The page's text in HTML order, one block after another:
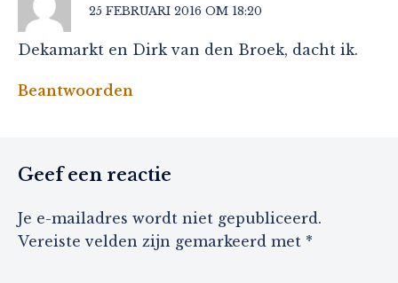
25 FEBRUARI 2016 OM 18:20
Dekamarkt en Dirk van den Broek, dacht ik.
Beantwoorden
Geef een reactie
Je e-mailadres wordt niet gepubliceerd.
Vereiste velden zijn gemarkeerd met *